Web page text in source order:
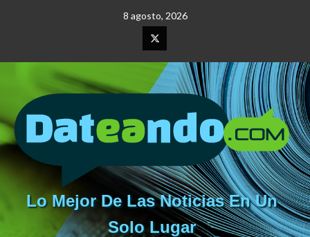
8 agosto, 2026
Elemento
del
menú
Lo Mejor De Las Noticias En Un
Solo Lugar